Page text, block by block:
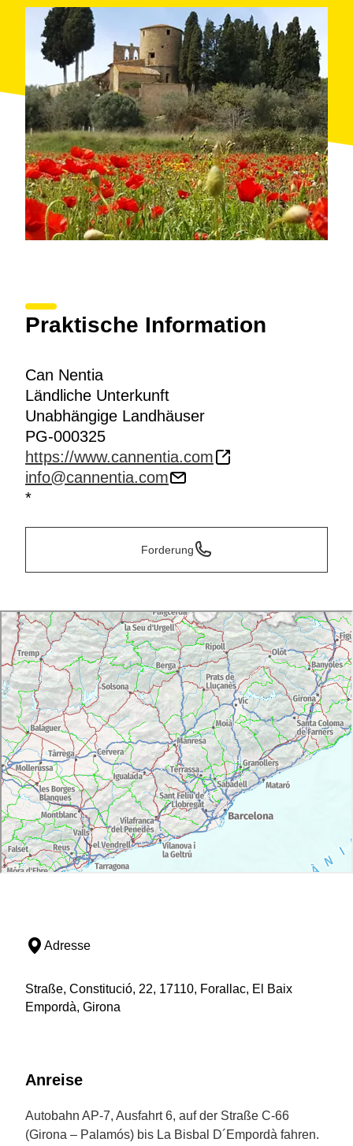
kauft man am besten, den sprichwörtlich besten Quark
des Landes.
Praktische Information
Can Nentia
Ländliche Unterkunft
Unabhängige Landhäuser
PG-000325
https://www.cannentia.com
info@cannentia.com
*
Forderung
Adresse
Straße, Constitució, 22, 17110, Forallac, El Baix
Empordà, Girona
Anreise
Autobahn AP-7, Ausfahrt 6, auf der Straße C-66
(Girona – Palamós) bis La Bisbal D´Empordà fahren.